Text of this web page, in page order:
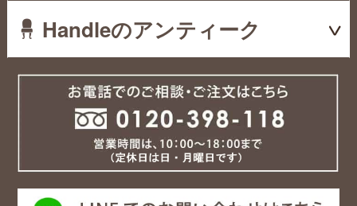
Handleのアンティーク